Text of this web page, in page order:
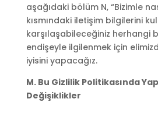
aşağıdaki bölüm N, “Bizimle
kısmındaki iletişim bilgilerini
karşılaşabileceğiniz herhangi
endişeyle ilgilenmek için
iyisini yapacağız.
M. Bu Gizlilik Politikasında
Değişiklikler